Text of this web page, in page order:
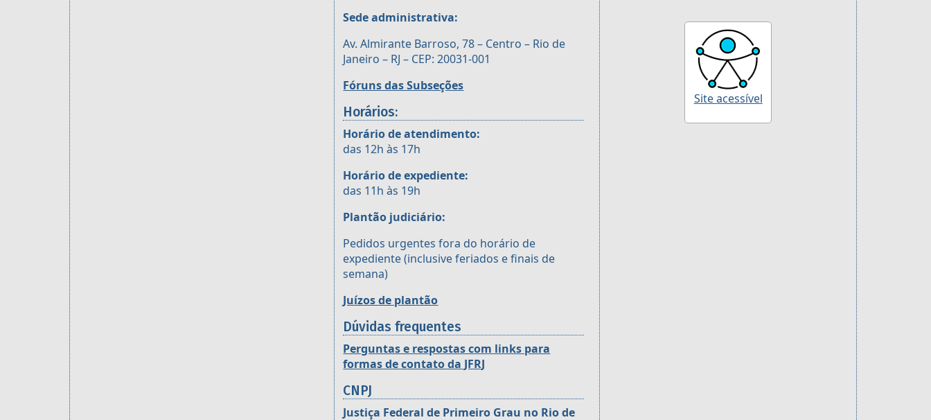
Sede administrativa:
Av. Almirante Barroso, 78 – Centro – Rio de
Janeiro – RJ – CEP: 20031-001
Fóruns das Subseções
Horários:
Horário de atendimento:
das 12h às 17h
Horário de expediente:
das 11h às 19h
Plantão judiciário:
Pedidos urgentes fora do horário de
expediente (inclusive feriados e finais de
semana)
Juízos de plantão
Dúvidas frequentes
Perguntas e respostas com links para
formas de contato da JFRJ
CNPJ
Justiça Federal de Primeiro Grau no Rio de
Site acessível